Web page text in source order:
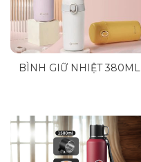
BÌNH GIỮ NHIỆT 380ML